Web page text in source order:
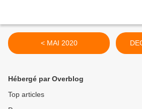
< MAI 2020
Hébergé par Overblog
Top articles